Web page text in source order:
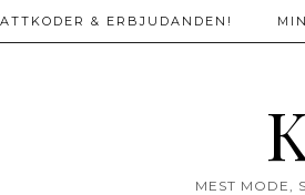
MEST MODE,
& ERBJUDANDEN!